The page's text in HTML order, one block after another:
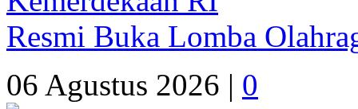
Resmi Buka Lomba
06 Agustus 2026 | 0